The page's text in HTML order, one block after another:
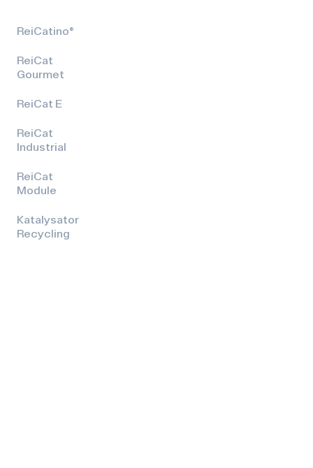
ReiCatino®
ReiCat
Gourmet
ReiCat E
ReiCat
Industrial
ReiCat
Module
Katalysator
Recycling